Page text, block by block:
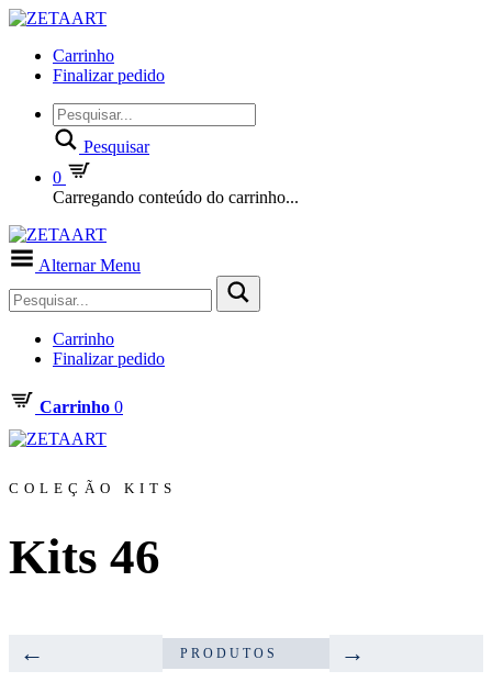
Carrinho
Finalizar pedido
Pesquisar
0
Carregando conteúdo do carrinho...
Alternar Menu
Carrinho
Finalizar pedido
Carrinho 0
COLEÇÃO KITS
Kits 46
← PRODUTOS →